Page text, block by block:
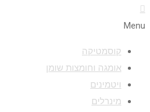
Menu
קוסמטיקה
אומגה וחומצות שומן
ויטמינים
מינרלים